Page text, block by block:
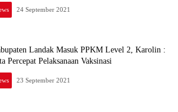
24 September 2021
Landak Masuk PPKM Level 2, Karolin :
Percepat Pelaksanaan Vaksinasi
23 September 2021